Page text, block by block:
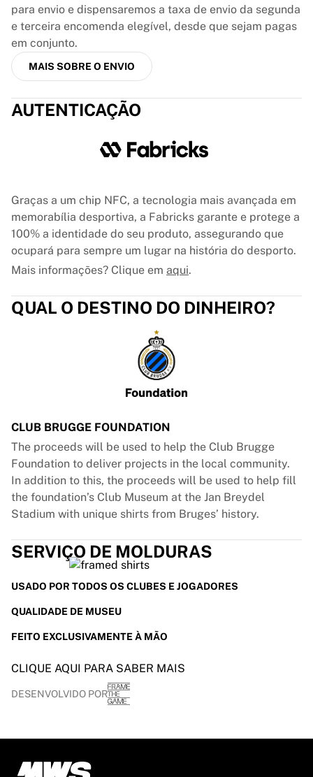
para envio e dispensaremos a taxa de envio da segunda
e terceira encomenda elegível, desde que sejam pagas
em conjunto.
MAIS SOBRE O ENVIO
AUTENTICAÇÃO
Graças a um chip NFC, a tecnologia mais avançada em
memorabília desportiva, a Fabricks garante e protege a
100% a identidade do seu produto, assegurando que
ocupará para sempre um lugar na história do desporto.
Mais informações? Clique em aqui.
QUAL O DESTINO DO DINHEIRO?
CLUB BRUGGE FOUNDATION
The proceeds will be used to help the Club Brugge
Foundation to deliver projects in the local community.
In addition to this, the proceeds will be used to help fill
the foundation’s Club Museum at the Jan Breydel
Stadium with unique shirts from Bruges’ history.
SERVIÇO DE MOLDURAS
USADO POR TODOS OS CLUBES E JOGADORES
QUALIDADE DE MUSEU
FEITO EXCLUSIVAMENTE À MÃO
CLIQUE AQUI PARA SABER MAIS
DESENVOLVIDO POR